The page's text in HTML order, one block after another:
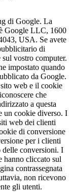
di Google. La
Google LLC, 1600
USA. Se avete
di
vostro computer.
impostato quando
da Google.
web e il cookie
che
a questa
un cookie diverso. I
web dei clienti
di conversione
per i clienti
delle conversioni. I
hanno cliccato sul
contrassegnata
non ricevono
gli utenti.